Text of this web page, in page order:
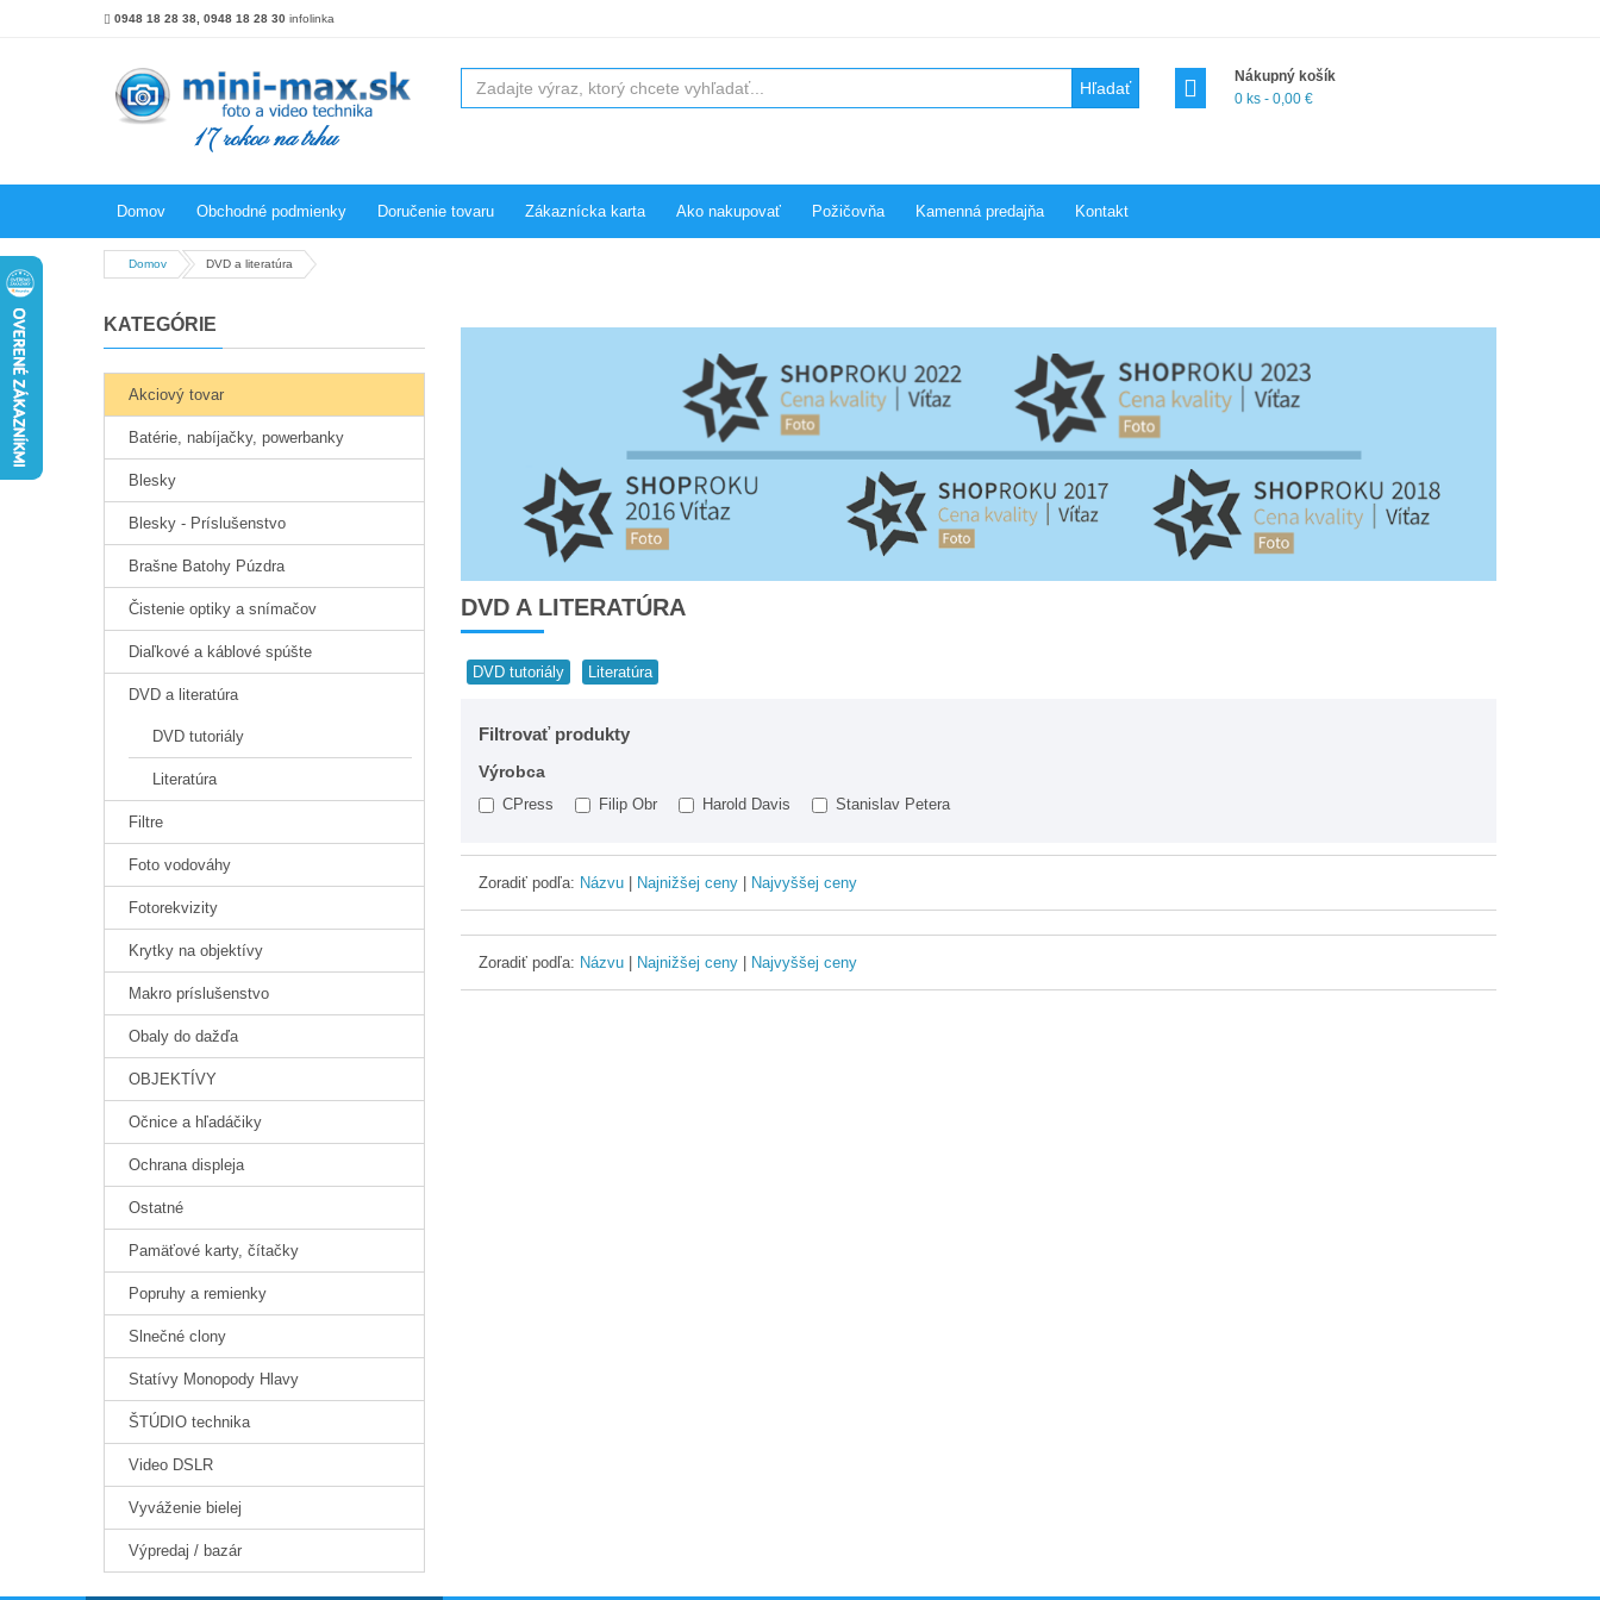
0948 18 28 38, 0948 18 28 30 infolinka
17 rokov na trhu
Hľadať
Nákupný košík
0 ks - 0,00 €
Domov Obchodné podmienky Doručenie tovaru Zákaznícka karta Ako nakupovať Požičovňa Kamenná predajňa Kontakt
Domov DVD a literatúra
KATEGÓRIE
Akciový tovar
Batérie, nabíjačky, powerbanky
Blesky
Blesky - Príslušenstvo
Brašne Batohy Púzdra
Čistenie optiky a snímačov
Diaľkové a káblové spúšte
DVD a literatúra
DVD tutoriály
Literatúra
Filtre
Foto vodováhy
Fotorekvizity
Krytky na objektívy
Makro príslušenstvo
Obaly do dažďa
OBJEKTÍVY
Očnice a hľadáčiky
Ochrana displeja
Ostatné
Pamäťové karty, čítačky
Popruhy a remienky
Slnečné clony
Statívy Monopody Hlavy
ŠTÚDIO technika
Video DSLR
Vyváženie bielej
Výpredaj / bazár
DVD A LITERATÚRA
DVD tutoriály Literatúra
Filtrovať produkty
Výrobca
CPress Filip Obr Harold Davis Stanislav Petera
Zoradiť podľa: Názvu | Najnižšej ceny | Najvyššej ceny
Zoradiť podľa: Názvu | Najnižšej ceny | Najvyššej ceny